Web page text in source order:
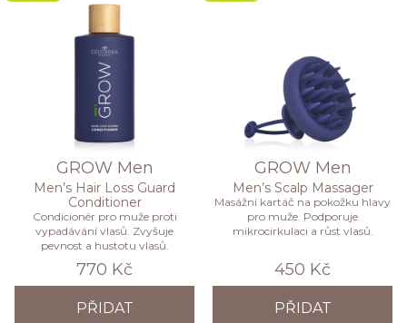
GROW Men
Men’s Hair Loss Guard
Conditioner
Condicionér pro muže proti
vypadávání vlasů. Zvyšuje
pevnost a hustotu vlasů.
770 Kč
PŘIDAT
GROW Men
Men’s Scalp Massager
Masážní kartáč na pokožku hlavy
pro muže. Podporuje
mikrocirkulaci a růst vlasů.
450 Kč
PŘIDAT